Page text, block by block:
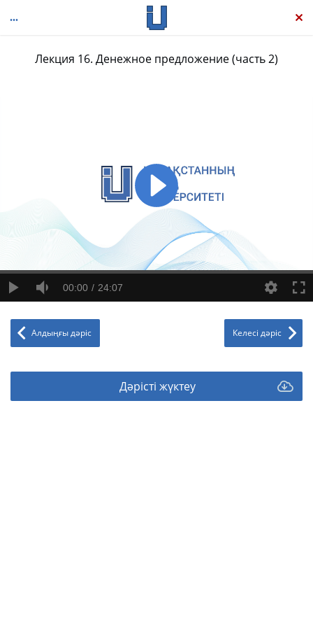
Лекция 16. Денежное предложение (часть 2)
00:00 24:07
Алдыңғы дәріс Келесі дәріс
Дәрісті жүктеу